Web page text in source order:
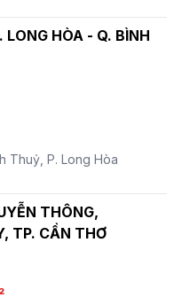
LONG HÒA - Q. BÌNH
Thuỷ, P. Long Hòa
THÔNG,
TP. CẦN THƠ